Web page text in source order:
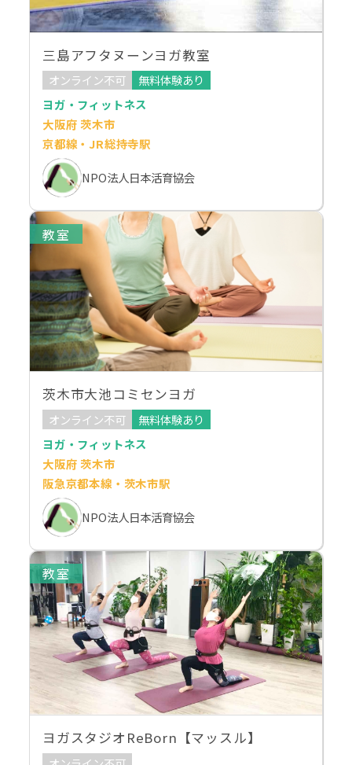
三島アフタヌーンヨガ教室
オンライン不可
無料体験あり
ヨガ・フィットネス
大阪府 茨木市
京都線・JR総持寺駅
NPO法人日本活育協会
教室
茨木市大池コミセンヨガ
オンライン不可
無料体験あり
ヨガ・フィットネス
大阪府 茨木市
阪急京都本線・茨木市駅
NPO法人日本活育協会
教室
ヨガスタジオReBorn【マッスル】